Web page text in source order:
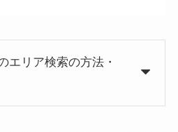
エリア検索の方法・